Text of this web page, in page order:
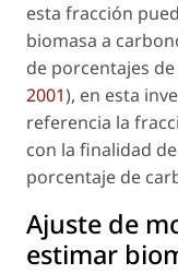
esta fracción
biomasa a
de porcentajes
2001), en esta
referencia la
con la finalidad
porcentaje de
Ajuste de
estimar